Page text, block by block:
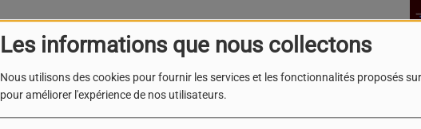
Les informations que nous collectons
Nous utilisons des cookies pour fournir les services et les fonctionnalités proposés
pour améliorer l'expérience de nos utilisateurs.